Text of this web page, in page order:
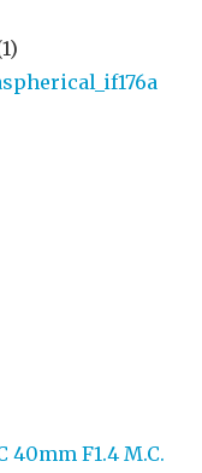
40mm F1.4 M.C.